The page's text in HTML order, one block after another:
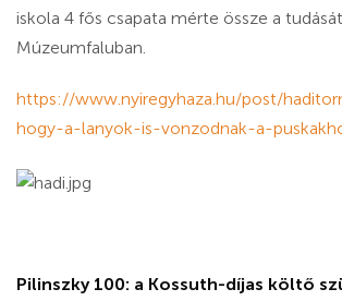
iskola 4 fős csapata mérte össze a
Múzeumfaluban.
https://www.nyiregyhaza.hu/post/
hogy-a-lanyok-is-vonzodnak-a-
Pilinszky 100: a Kossuth-díjas költő